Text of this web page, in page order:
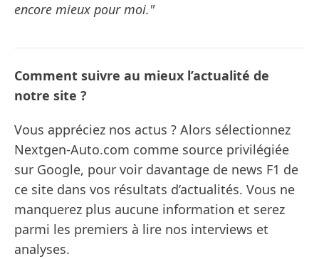
encore mieux pour moi."
Comment suivre au mieux l’actualité de
notre site ?
Vous appréciez nos actus ? Alors sélectionnez
Nextgen-Auto.com comme source privilégiée
sur Google, pour voir davantage de news F1 de
ce site dans vos résultats d’actualités. Vous ne
manquerez plus aucune information et serez
parmi les premiers à lire nos interviews et
analyses.